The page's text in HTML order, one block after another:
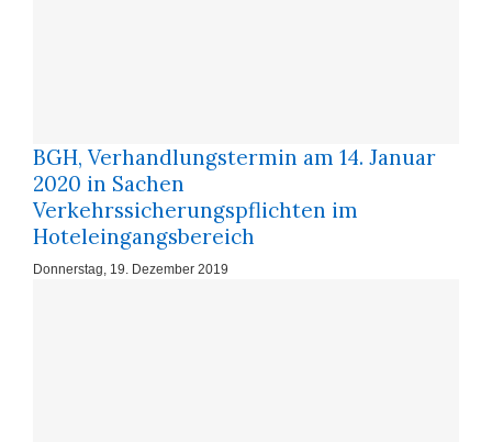
BGH, Verhandlungstermin am 14. Januar
2020 in Sachen
Verkehrssicherungspflichten im
Hoteleingangsbereich
Donnerstag, 19. Dezember 2019